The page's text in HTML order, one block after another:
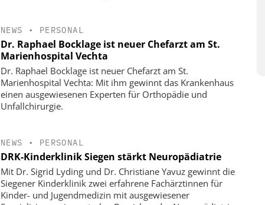
NEWS • PERSONAL
Dr. Raphael Bocklage ist neuer Chefarzt am St.
Marienhospital Vechta
Dr. Raphael Bocklage ist neuer Chefarzt am St.
Marienhospital Vechta: Mit ihm gewinnt das Krankenhaus
einen ausgewiesenen Experten für Orthopädie und
Unfallchirurgie.
NEWS • PERSONAL
DRK-Kinderklinik Siegen stärkt Neuropädiatrie
Mit Dr. Sigrid Lyding und Dr. Christiane Yavuz gewinnt die
Siegener Kinderklinik zwei erfahrene Fachärztinnen für
Kinder- und Jugendmedizin mit ausgewiesener